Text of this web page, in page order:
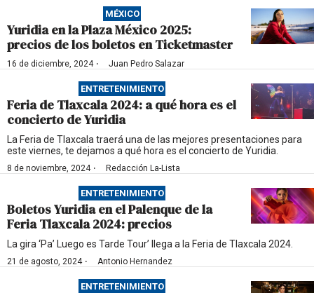
MÉXICO
Yuridia en la Plaza México 2025:
precios de los boletos en Ticketmaster
16 de diciembre, 2024· Juan Pedro Salazar
ENTRETENIMIENTO
Feria de Tlaxcala 2024: a qué hora es el
concierto de Yuridia
La Feria de Tlaxcala traerá una de las mejores presentaciones para
este viernes, te dejamos a qué hora es el concierto de Yuridia.
8 de noviembre, 2024· Redacción La-Lista
ENTRETENIMIENTO
Boletos Yuridia en el Palenque de la
Feria Tlaxcala 2024: precios
La gira ‘Pa’ Luego es Tarde Tour’ llega a la Feria de Tlaxcala 2024.
21 de agosto, 2024· Antonio Hernandez
ENTRETENIMIENTO